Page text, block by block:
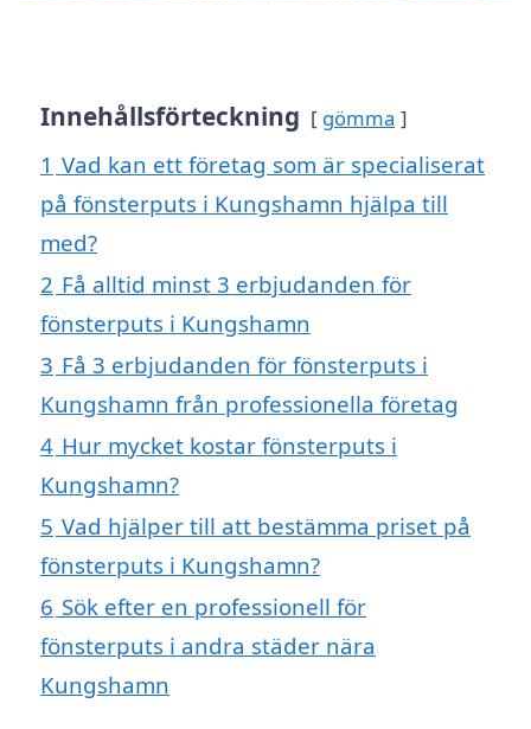
Innehållsförteckning gömma
1 Vad kan ett företag som är specialiserat
på fönsterputs i Kungshamn hjälpa till
med?
2 Få alltid minst 3 erbjudanden för
fönsterputs i Kungshamn
3 Få 3 erbjudanden för fönsterputs i
Kungshamn från professionella företag
4 Hur mycket kostar fönsterputs i
Kungshamn?
5 Vad hjälper till att bestämma priset på
fönsterputs i Kungshamn?
6 Sök efter en professionell för
fönsterputs i andra städer nära
Kungshamn